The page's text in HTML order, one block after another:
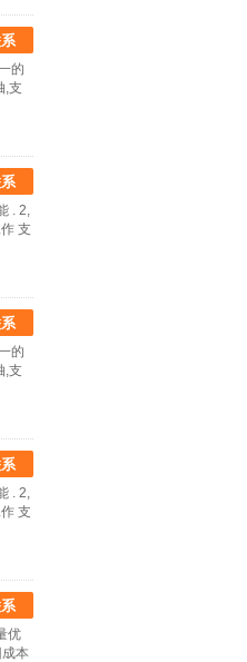
的
,支
. 2,
支
的
,支
. 2,
支
优
本